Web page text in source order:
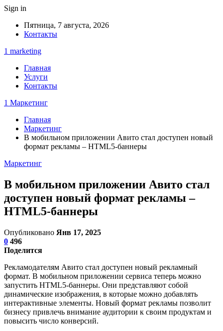
Sign in
Пятница, 7 августа, 2026
Контакты
1 marketing
Главная
Услуги
Контакты
1 Маркетинг
Главная
Маркетинг
В мобильном приложении Авито стал доступен новый
формат рекламы – HTML5-баннеры
Маркетинг
В мобильном приложении Авито стал
доступен новый формат рекламы –
HTML5-баннеры
Опубликовано Янв 17, 2025
0 496
Поделится
Рекламодателям Авито стал доступен новый рекламный
формат. В мобильном приложении сервиса теперь можно
запустить HTML5-баннеры. Они представляют собой
динамические изображения, в которые можно добавлять
интерактивные элементы. Новый формат рекламы позволит
бизнесу привлечь внимание аудитории к своим продуктам и
повысить число конверсий.